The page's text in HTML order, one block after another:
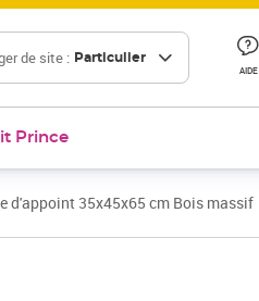
de site : Particulier
AIDE
Prince
d'appoint 35x45x65 cm Bois massif